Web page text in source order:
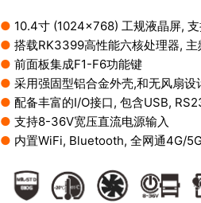
● 10.4寸 (1024×768) 工规液晶屏,
● 搭载RK3399高性能六核处理器, 主
● 前面板集成F1-F6功能键
● 采用强固型铝合金外壳,和无风扇
● 配备丰富的I/O接口, 包含USB,
● 支持8-36V宽压直流电源输入
● 内置WiFi, Bluetooth, 全网通4G/